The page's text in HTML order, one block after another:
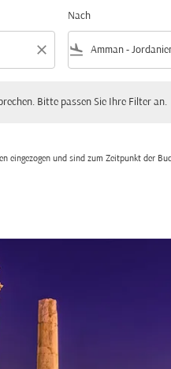
close
Nach
flight_land
Bitte passen Sie Ihre Filter an.
eingezogen und sind zum Zeitpunkt der